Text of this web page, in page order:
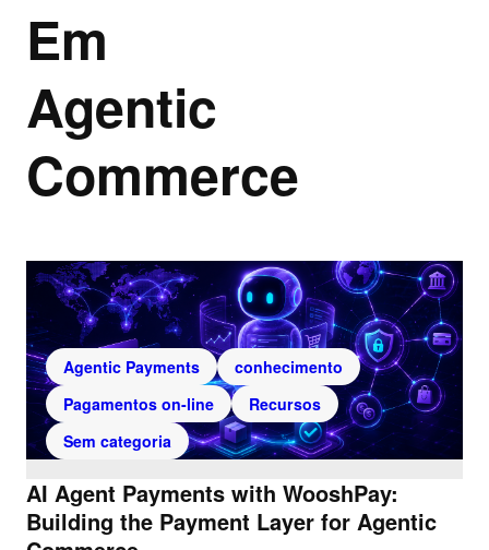
Em
Agentic
Commerce
Agentic Payments
conhecimento
Pagamentos on-line
Recursos
Sem categoria
AI Agent Payments with WooshPay:
Building the Payment Layer for Agentic